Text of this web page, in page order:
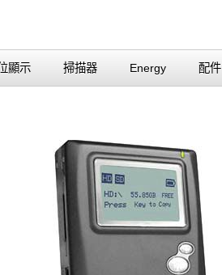
顯示 掃描器 Energy 配件